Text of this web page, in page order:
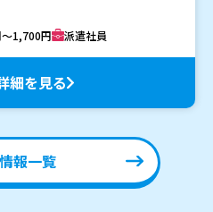
1,700円 派遣社員
細を見る
報一覧